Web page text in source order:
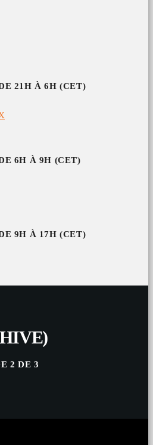
21H À 6H (CET)
6H À 9H (CET)
9H À 17H (CET)
2 DE 3